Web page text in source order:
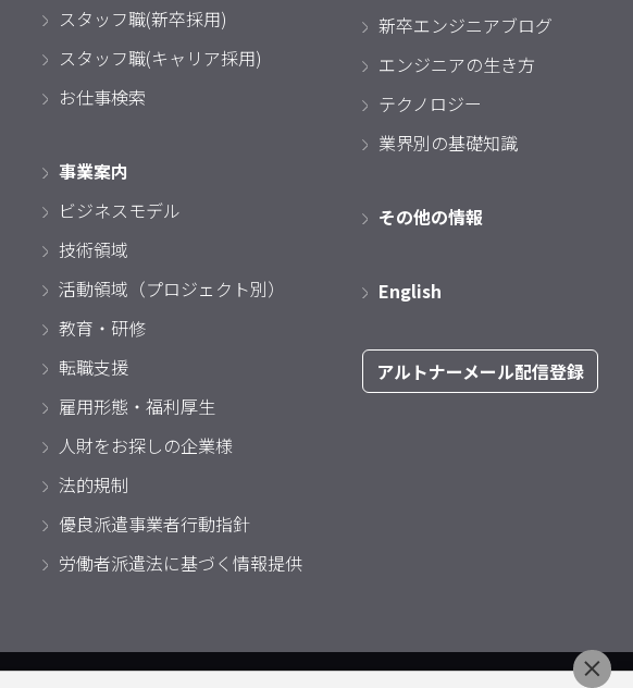
スタッフ職(新卒採用)
スタッフ職(キャリア採用)
お仕事検索
事業案内
ビジネスモデル
技術領域
活動領域（プロジェクト別）
教育・研修
転職支援
雇用形態・福利厚生
人財をお探しの企業様
法的規制
優良派遣事業者行動指針
労働者派遣法に基づく情報提供
新卒エンジニアブログ
エンジニアの生き方
テクノロジー
業界別の基礎知識
その他の情報
English
アルトナーメール配信登録